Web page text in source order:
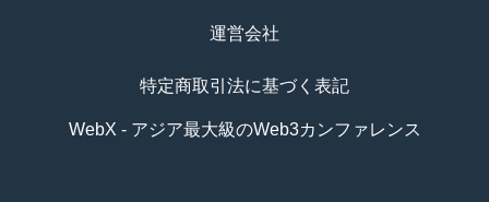
運営会社
特定商取引法に基づく表記
WebX - アジア最大級のWeb3カンファレンス